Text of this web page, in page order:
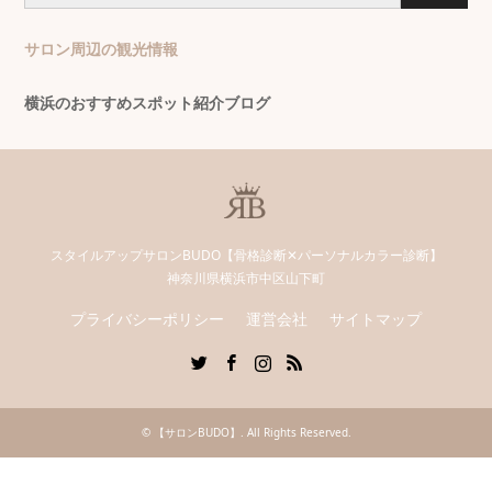
サロン周辺の観光情報
横浜のおすすめスポット紹介ブログ
スタイルアップサロンBUDO【骨格診断✕パーソナルカラー診断】
神奈川県横浜市中区山下町
プライバシーポリシー 運営会社
サイトマップ
RSS
© 【サロンBUDO】 . All Rights Reserved.